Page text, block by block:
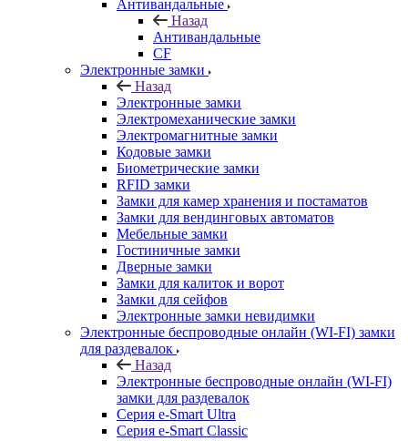
Антивандальные
Назад
Антивандальные
CF
Электронные замки
Назад
Электронные замки
Электромеханические замки
Электромагнитные замки
Кодовые замки
Биометрические замки
RFID замки
Замки для камер хранения и постаматов
Замки для вендинговых автоматов
Мебельные замки
Гостиничные замки
Дверные замки
Замки для калиток и ворот
Замки для сейфов
Электронные замки невидимки
Электронные беспроводные онлайн (WI-FI) замки
для раздевалок
Назад
Электронные беспроводные онлайн (WI-FI)
замки для раздевалок
Серия e-Smart Ultra
Серия e-Smart Classic